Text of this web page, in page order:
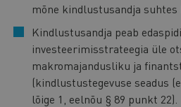
mõne kindlustusandja suhtes
Kindlustusandja peab
investeerimisstrateegia üle
makromajandusliku ja
(kindlustustegevuse seadus
lõige 1, eelnõu § 89 punkt 22).